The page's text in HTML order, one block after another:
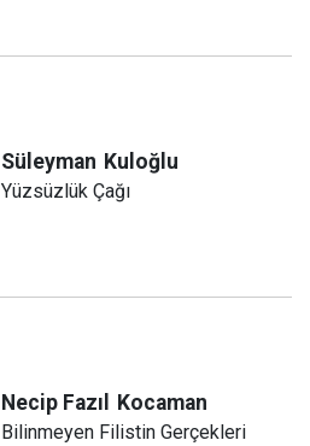
Süleyman Kuloğlu
Yüzsüzlük Çağı
Necip Fazıl Kocaman
Bilinmeyen Filistin Gerçekleri